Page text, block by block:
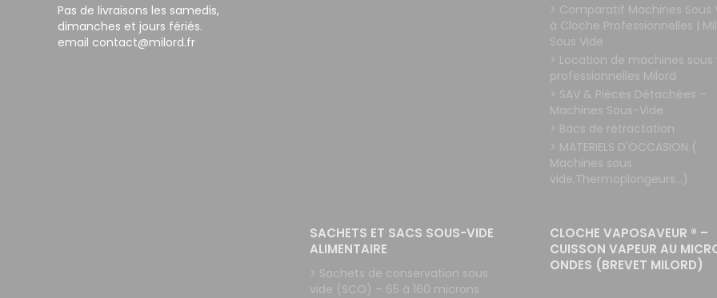
Pas de livraisons les samedis,
dimanches et jours fériés.
email contact@milord.fr
> Comparatif Machines Sous
à Cloche Professionnelles |
Sous Vide
> Location de machines sous
professionnelles Milord
> SAV & Pièces Détachées –
Machines Sous-Vide
> Bacs de rétractation
> MATERIELS D'OCCASION (
Machines sous
vide,Thermoplongeurs...)
SACHETS ET SACS SOUS-VIDE
ALIMENTAIRE
> Sachets de conservation sous
vide (SCO) – 65 à 160 microns
CLOCHE VAPOSAVEUR ® –
CUISSON VAPEUR AU
ONDES (BREVET MILORD)